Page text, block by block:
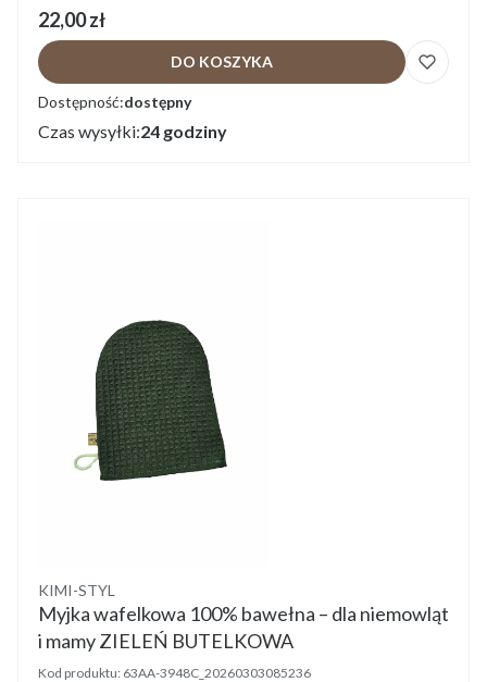
Cena
22,00 zł
DO KOSZYKA
Dostępność:dostępny
Czas wysyłki:24 godziny
Producent
KIMI-STYL
Myjka wafelkowa 100% bawełna – dla niemowląt
i mamy ZIELEŃ BUTELKOWA
Kod produktu: 63AA-3948C_20260303085236